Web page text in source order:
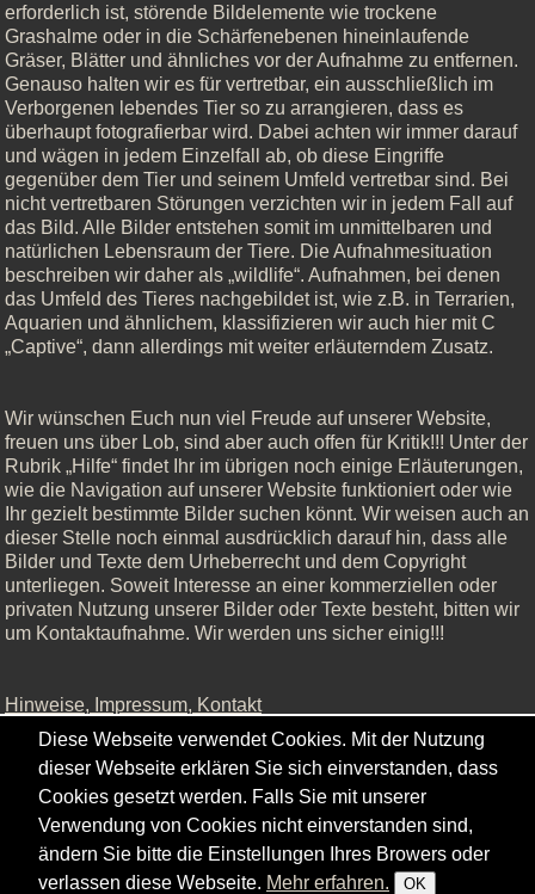
erforderlich ist, störende Bildelemente wie trockene
Grashalme oder in die Schärfenebenen hineinlaufende
Gräser, Blätter und ähnliches vor der Aufnahme zu entfernen.
Genauso halten wir es für vertretbar, ein ausschließlich im
Verborgenen lebendes Tier so zu arrangieren, dass es
überhaupt fotografierbar wird. Dabei achten wir immer darauf
und wägen in jedem Einzelfall ab, ob diese Eingriffe
gegenüber dem Tier und seinem Umfeld vertretbar sind. Bei
nicht vertretbaren Störungen verzichten wir in jedem Fall auf
das Bild. Alle Bilder entstehen somit im unmittelbaren und
natürlichen Lebensraum der Tiere. Die Aufnahmesituation
beschreiben wir daher als „wildlife“. Aufnahmen, bei denen
das Umfeld des Tieres nachgebildet ist, wie z.B. in Terrarien,
Aquarien und ähnlichem, klassifizieren wir auch hier mit C
„Captive“, dann allerdings mit weiter erläuterndem Zusatz.
Wir wünschen Euch nun viel Freude auf unserer Website,
freuen uns über Lob, sind aber auch offen für Kritik!!! Unter der
Rubrik „Hilfe“ findet Ihr im übrigen noch einige Erläuterungen,
wie die Navigation auf unserer Website funktioniert oder wie
Ihr gezielt bestimmte Bilder suchen könnt. Wir weisen auch an
dieser Stelle noch einmal ausdrücklich darauf hin, dass alle
Bilder und Texte dem Urheberrecht und dem Copyright
unterliegen. Soweit Interesse an einer kommerziellen oder
privaten Nutzung unserer Bilder oder Texte besteht, bitten wir
um Kontaktaufnahme. Wir werden uns sicher einig!!!
Hinweise, Impressum, Kontakt
Copyright © - 2026 - Gordana & Ralf Kistowski
Diese Webseite verwendet Cookies. Mit der Nutzung
dieser Webseite erklären Sie sich einverstanden, dass
Cookies gesetzt werden. Falls Sie mit unserer
Verwendung von Cookies nicht einverstanden sind,
ändern Sie bitte die Einstellungen Ihres Browers oder
verlassen diese Webseite. Mehr erfahren. OK